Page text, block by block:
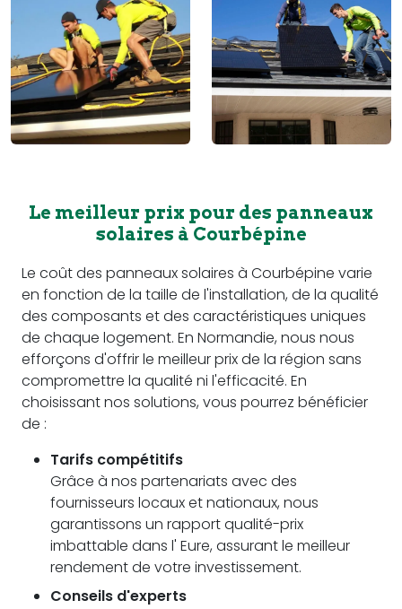
Le meilleur prix pour des panneaux
solaires à Courbépine
Le coût des panneaux solaires à Courbépine varie
en fonction de la taille de l'installation, de la qualité
des composants et des caractéristiques uniques
de chaque logement. En Normandie, nous nous
efforçons d'offrir le meilleur prix de la région sans
compromettre la qualité ni l'efficacité. En
choisissant nos solutions, vous pourrez bénéficier
de :
Tarifs compétitifs
Grâce à nos partenariats avec des
fournisseurs locaux et nationaux, nous
garantissons un rapport qualité-prix
imbattable dans l' Eure, assurant le meilleur
rendement de votre investissement.
Conseils d'experts